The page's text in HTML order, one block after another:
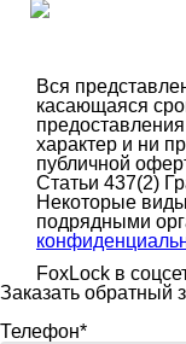
Вся
касающаяся
характер и ни
публичной
Статьи 437(2)
Некоторые
подрядными
FoxLock в
Заказать обратный
Телефон*